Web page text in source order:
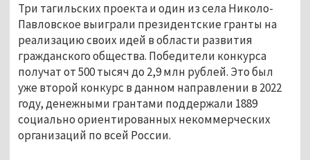
Три тагильских проекта и один из села Николо-
Павловское выиграли президентские гранты на
реализацию своих идей в области развития
гражданского общества. Победители конкурса
получат от 500 тысяч до 2,9 млн рублей. Это был
уже второй конкурс в данном направлении в 2022
году, денежными грантами поддержали 1889
социально ориентированных некоммерческих
организаций по всей России.